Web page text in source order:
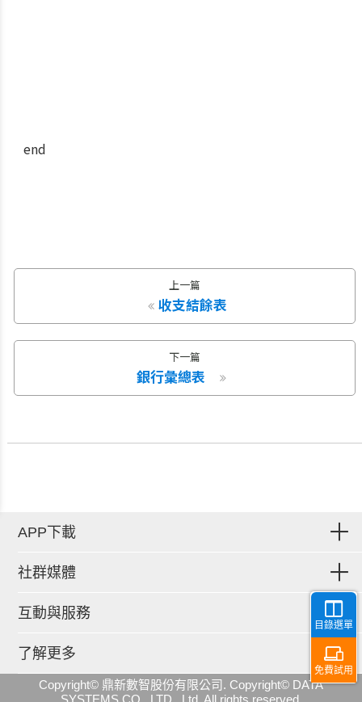
end
上一篇
收支結餘表
下一篇
銀行彙總表
目錄選單
免費試用
APP下載
社群媒體
互動與服務
了解更多
Copyright© 鼎新數智股份有限公司. Copyright© DATA